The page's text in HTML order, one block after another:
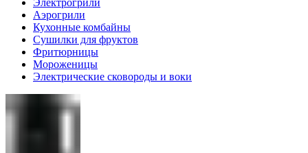
Аэрогрили
Кухонные комбайны
Сушилки для фруктов
Фритюрницы
Мороженицы
Электрические сковороды и воки